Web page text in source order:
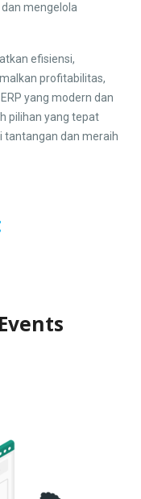
mengelola
efisiensi,
profitabilitas,
yang modern dan
pilihan yang tepat
dan meraih